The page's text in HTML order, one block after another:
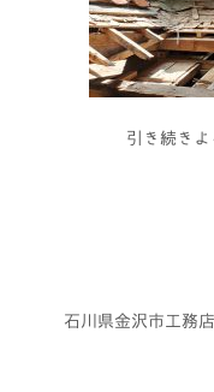
引き続きよ
石川県金沢市工務